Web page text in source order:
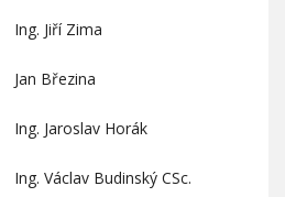
Ing. Jiří Zima
Jan Březina
Ing. Jaroslav Horák
Ing. Václav Budinský CSc.